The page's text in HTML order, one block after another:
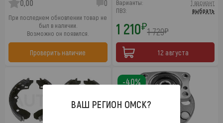
0,00 0
При последнем обновлении товар не
был в наличии.
Возможно он появился.
Проверить наличие
Варианты:
1 вариант
ПВЗ:
выбрать
1 210₽1 729₽
12 августа
-40%
ВАШ РЕГИОН ОМСК?